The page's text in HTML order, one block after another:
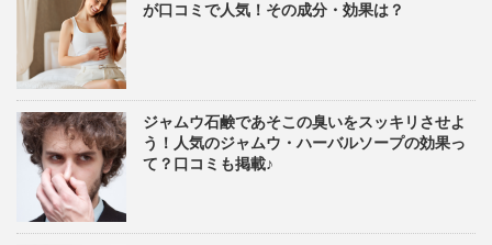
が口コミで人気！その成分・効果は？
ジャムウ石鹸であそこの臭いをスッキリさせよ
う！人気のジャムウ・ハーバルソープの効果っ
て？口コミも掲載♪